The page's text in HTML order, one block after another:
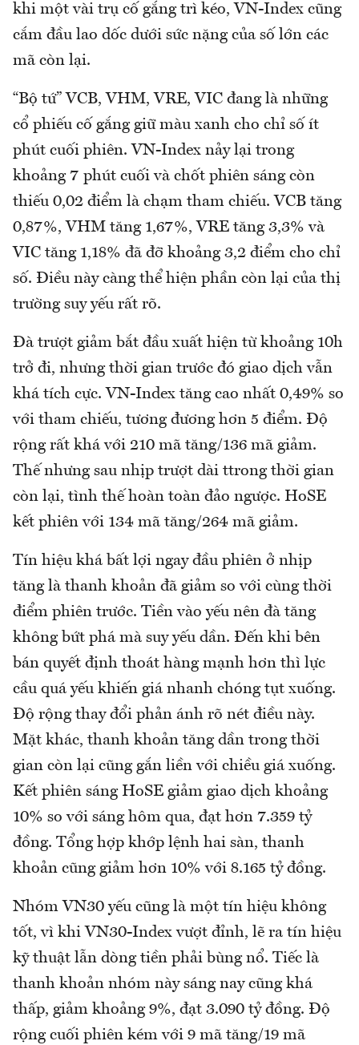
khi một vài trụ cố gắng trì kéo, VN-Index cũng
cắm đầu lao dốc dưới sức nặng của số lớn các
mã còn lại.
“Bộ tứ” VCB, VHM, VRE, VIC đang là những
cổ phiếu cố gắng giữ màu xanh cho chỉ số ít
phút cuối phiên. VN-Index nảy lại trong
khoảng 7 phút cuối và chốt phiên sáng còn
thiếu 0,02 điểm là chạm tham chiếu. VCB tăng
0,87%, VHM tăng 1,67%, VRE tăng 3,3% và
VIC tăng 1,18% đã đỡ khoảng 3,2 điểm cho chỉ
số. Điều này càng thể hiện phần còn lại của thị
trường suy yếu rất rõ.
Đà trượt giảm bắt đầu xuất hiện từ khoảng 10h
trở đi, nhưng thời gian trước đó giao dịch vẫn
khá tích cực. VN-Index tăng cao nhất 0,49% so
với tham chiếu, tương đương hơn 5 điểm. Độ
rộng rất khá với 210 mã tăng/136 mã giảm.
Thế nhưng sau nhịp trượt dài ttrong thời gian
còn lại, tình thế hoàn toàn đảo ngược. HoSE
kết phiên với 134 mã tăng/264 mã giảm.
Tín hiệu khá bất lợi ngay đầu phiên ở nhịp
tăng là thanh khoản đã giảm so với cùng thời
điểm phiên trước. Tiền vào yếu nên đà tăng
không bứt phá mà suy yếu dần. Đến khi bên
bán quyết định thoát hàng mạnh hơn thì lực
cầu quá yếu khiến giá nhanh chóng tụt xuống.
Độ rộng thay đổi phản ánh rõ nét điều này.
Mặt khác, thanh khoản tăng dần trong thời
gian còn lại cũng gắn liền với chiều giá xuống.
Kết phiên sáng HoSE giảm giao dịch khoảng
10% so với sáng hôm qua, đạt hơn 7.359 tỷ
đồng. Tổng hợp khớp lệnh hai sàn, thanh
khoản cũng giảm hơn 10% với 8.165 tỷ đồng.
Nhóm VN30 yếu cũng là một tín hiệu không
tốt, vì khi VN30-Index vượt đỉnh, lẽ ra tín hiệu
kỹ thuật lẫn dòng tiền phải bùng nổ. Tiếc là
thanh khoản nhóm này sáng nay cũng khá
thấp, giảm khoảng 9%, đạt 3.090 tỷ đồng. Độ
rộng cuối phiên kém với 9 mã tăng/19 mã